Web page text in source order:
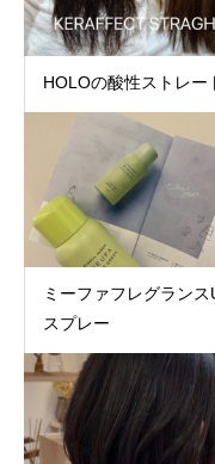
HOLOの酸性ストレー
ミーファフレグランス
スプレー